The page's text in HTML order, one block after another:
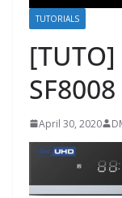
TUTORIALS
April 30, 2020